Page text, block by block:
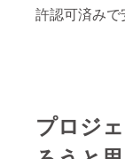
許認可済みで
プロジ